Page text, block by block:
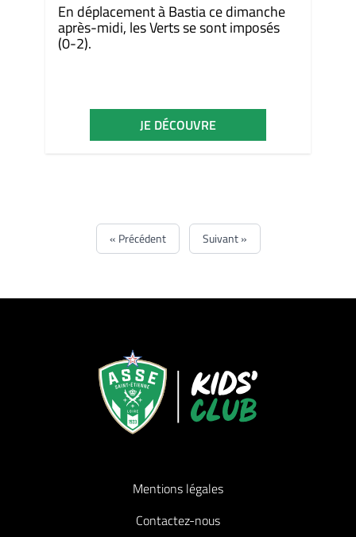
En déplacement à Bastia ce dimanche
après-midi, les Verts se sont imposés
(0-2).
JE DÉCOUVRE
« Précédent Suivant »
Mentions légales
Contactez-nous